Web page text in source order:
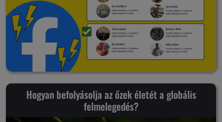
Hogyan befolyásolja az őzek életét a globális
felmelegedés?